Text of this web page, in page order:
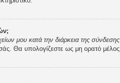
μου κατά την διάρκεια της σύνδεσης
Θα υπολογίζεστε ως μη ορατό μέλος.